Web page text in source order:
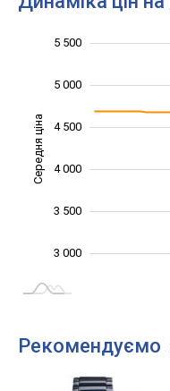
Середня ціна
3 000
3 500
4 000
4 500
5 000
5 500
Рекомендуємо